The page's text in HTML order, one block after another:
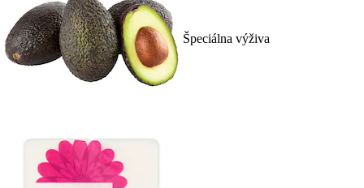
Špeciálna výživa